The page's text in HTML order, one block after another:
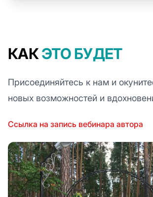
КАКЭТО БУДЕТ
Присоединяйтесь к нам и
новых возможностей и
Ссылка на запись вебинара автора